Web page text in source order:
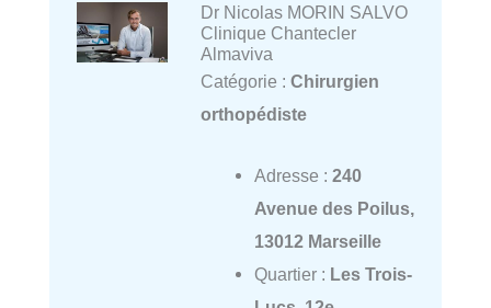
Dr Nicolas MORIN SALVO
Clinique Chantecler
Almaviva
Catégorie : Chirurgien
orthopédiste
Adresse : 240
Avenue des Poilus,
13012 Marseille
Quartier : Les Trois-